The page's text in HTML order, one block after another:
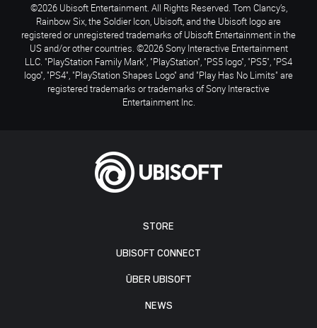
STORE
UBISOFT CONNECT
ÜBER UBISOFT
NEWS
©2026 Ubisoft Entertainment. All Rights Reserved. Tom Clancy’s,
Rainbow Six, the Soldier Icon, Ubisoft, and the Ubisoft logo are
registered or unregistered trademarks of Ubisoft Entertainment in the
US and/or other countries. ©2026 Sony Interactive Entertainment
LLC. "PlayStation Family Mark", "PlayStation", "PS5 logo", "PS5", "PS4
logo", "PS4", "PlayStation Shapes Logo" and "Play Has No Limits" are
registered trademarks or trademarks of Sony Interactive
Entertainment Inc.